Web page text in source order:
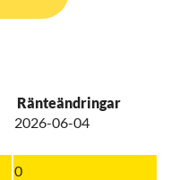
Ränteändringar
2026-06-04
0